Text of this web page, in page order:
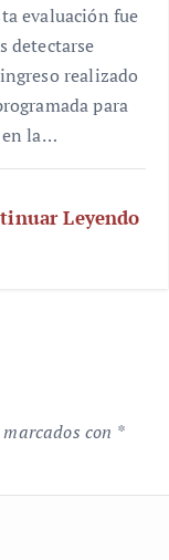
evaluación fue
detectarse
realizado
para
en la…
Leyendo
con *